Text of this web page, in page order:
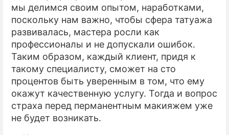
мы делимся своим опытом, наработками,
поскольку нам важно, чтобы сфера татуажа
развивалась, мастера росли как
профессионалы и не допускали ошибок.
Таким образом, каждый клиент, придя к
такому специалисту, сможет на сто
процентов быть уверенным в том, что ему
окажут качественную услугу. Тогда и вопрос
страха перед перманентным макияжем уже
не будет возникать.